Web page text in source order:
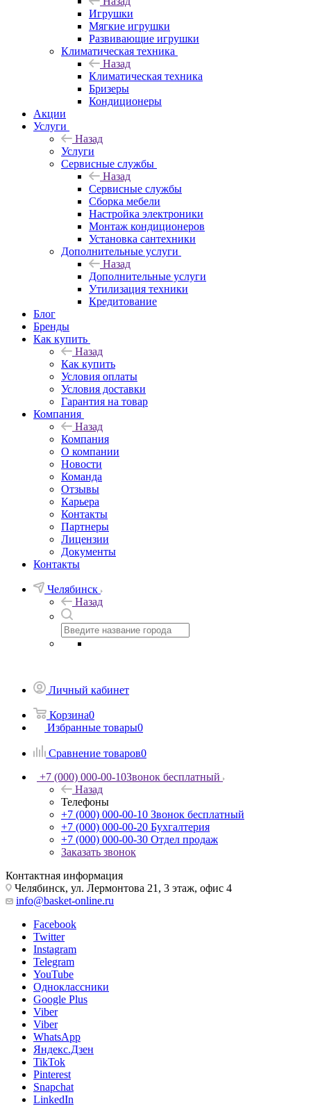
Игрушки
Мягкие игрушки
Развивающие игрушки
Климатическая техника
Назад
Климатическая техника
Бризеры
Кондиционеры
Акции
Услуги
Назад
Услуги
Сервисные службы
Назад
Сервисные службы
Сборка мебели
Настройка электроники
Монтаж кондиционеров
Установка сантехники
Дополнительные услуги
Назад
Дополнительные услуги
Утилизация техники
Кредитование
Блог
Бренды
Как купить
Назад
Как купить
Условия оплаты
Условия доставки
Гарантия на товар
Компания
Назад
Компания
О компании
Новости
Команда
Отзывы
Карьера
Контакты
Партнеры
Лицензии
Документы
Контакты
Челябинск
Назад
Личный кабинет
Корзина0
Избранные товары0
Сравнение товаров0
+7 (000) 000-00-10Звонок бесплатный
Назад
Телефоны
+7 (000) 000-00-10 Звонок бесплатный
+7 (000) 000-00-20 Бухгалтерия
+7 (000) 000-00-30 Отдел продаж
Заказать звонок
Контактная информация
Челябинск, ул. Лермонтова 21, 3 этаж, офис 4
info@basket-online.ru
Facebook
Twitter
Instagram
Telegram
YouTube
Одноклассники
Google Plus
Viber
Viber
WhatsApp
Яндекс.Дзен
TikTok
Pinterest
Snapchat
LinkedIn